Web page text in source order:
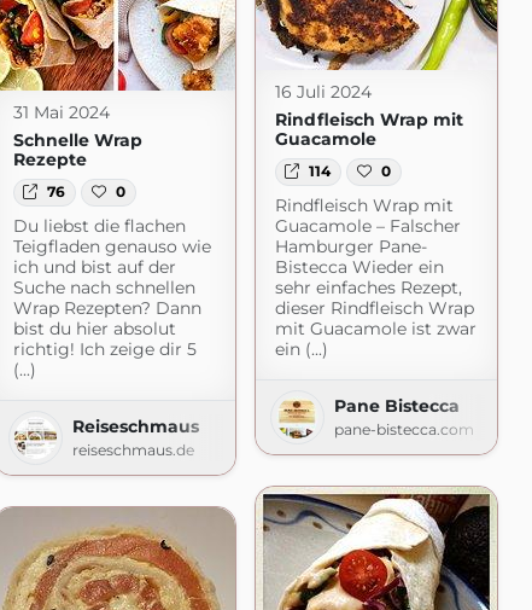
31 Mai 2024
Schnelle Wrap
Rezepte
76 0
Du liebst die flachen
Teigfladen genauso wie
ich und bist auf der
Suche nach schnellen
Wrap Rezepten? Dann
bist du hier absolut
richtig! Ich zeige dir 5
(...)
Reiseschmaus
reiseschmaus.de
16 Juli 2024
Rindfleisch Wrap mit
Guacamole
114 0
Rindfleisch Wrap mit
Guacamole – Falscher
Hamburger Pane-
Bistecca Wieder ein
sehr einfaches Rezept,
dieser Rindfleisch Wrap
mit Guacamole ist zwar
ein (...)
Pane Bistecca
pane-bistecca.com